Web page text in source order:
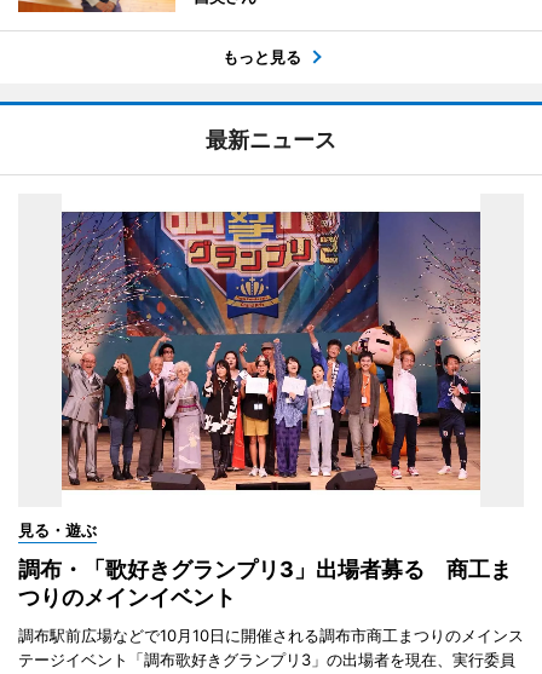
もっと見る
最新ニュース
見る・遊ぶ
調布・「歌好きグランプリ3」出場者募る 商工ま
つりのメインイベント
調布駅前広場などで10月10日に開催される調布市商工まつりのメインス
テージイベント「調布歌好きグランプリ3」の出場者を現在、実行委員